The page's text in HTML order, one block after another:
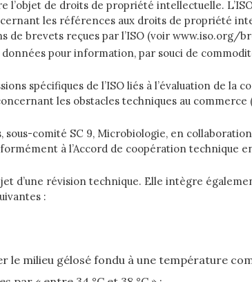
de droits de propriété intellectuelle.
les références aux droits de propriété
de brevets reçues par l’ISO (voir www.iso.org/
pour information, par souci de
spécifiques de l’ISO liés à l’évaluation de la
les obstacles techniques au
comité SC 9, Microbiologie, en
à l’Accord de coopération technique
d’une révision technique. Elle intègre
:
le milieu gélosé fondu à une température